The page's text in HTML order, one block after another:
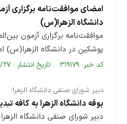
امضای موافقت‌نامه برگزاری
دانشگاه الزهرا(س)
پوشکین در دانشگاه الزهرا(س)
کد خبر: ۳۱۹۱۷۹ تاریخ انتشار : ۱۳۹۷/۰۷/۲۷
دبیر شورای صنفی دانشگاه الزهرا:
بوفه دانشگاه الزهرا به کافه
دبیر شورای صنفی دانشگاه